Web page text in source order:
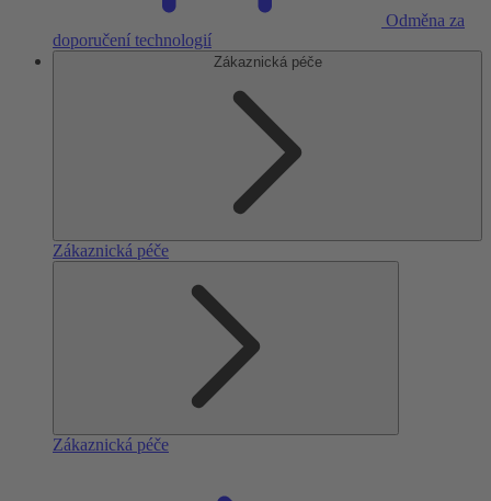
Odměna za
doporučení technologií
Zákaznická péče
Zákaznická péče
Zákaznická péče